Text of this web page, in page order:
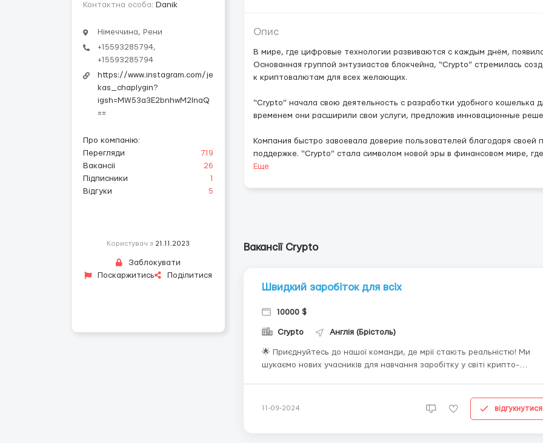
Контактна особа: Danik
Німеччина, Рени
+15593285794,
+15593285794
https://www.instagram.com/je
kas_chaplygin?
igsh=MW53a3E2bnhwM2lnaQ
==
Про компанію:
Перегляди
719
Вакансії
26
Підписники
1
Відгуки
5
Користувач з 21.11.2023
Заблокувати
Поскаржитись
Поділитися
Опис
В мире, где цифровые технологии развиваются с каждым днём,
Основанная группой энтузиастов блокчейна, “Сrypto” стремилась
к криптовалютам для всех желающих.
“Сrypto” начала свою деятельность с разработки удобного кошелька
временем они расширили свои услуги, предложив инновационные
Компания быстро завоевала доверие пользователей благодаря своей
поддержке. “Сrypto” стала символом новой эры в финансовом мире,
Еще
Вакансії Сrypto
Швидкий заробіток для всіх
10000 $
Сrypto Англія (Брістоль)
🌟 Приєднуйтесь до нашої команди, де мрії стають реальністю! Ми
шукаємо нових учасників для навчання заробітку у світі крипто-
пам'ятайте, що кожен день є цілі, яких необхід...
11-09-2024 відгукнутися